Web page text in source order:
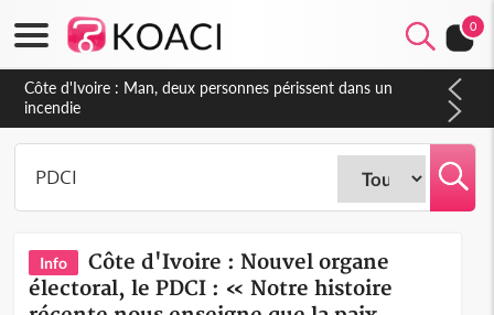
0
Côte d'Ivoire : Séileu, la célébration de la fête nationale
transformée en vaste campagne contre les produits
dépigmentants dangereux
Info
Côte d'Ivoire : Nouvel organe
électoral, le PDCI : « Notre histoire